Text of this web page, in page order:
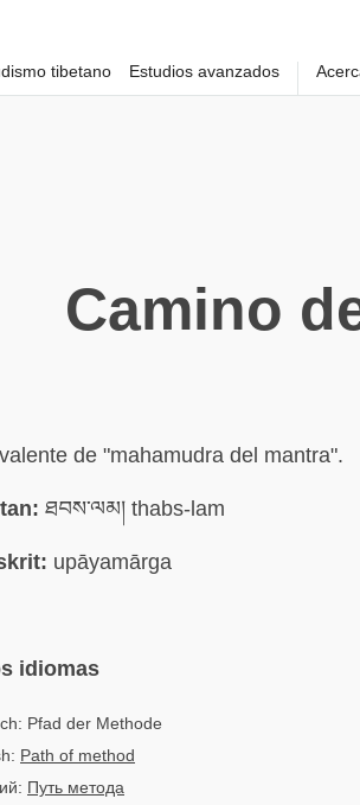
tibetano Estudios avanzados
Camino
de "mahamudra del mantra".
ཐབས་ལམ། thabs-lam
upāyamārga
idiomas
Pfad der Methode
Path of method
Путь метода